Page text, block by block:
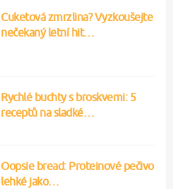
Cuketová zmrzlina? Vyzkoušejte
nečekaný letní hit…
Rychlé buchty s broskvemi: 5
receptů na sladké…
Oopsie bread: Proteinové pečivo
lehké jako…